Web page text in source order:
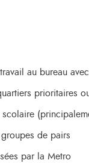
au bureau
prioritaires
de pairs
par la Metro